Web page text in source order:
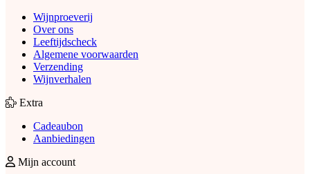
Wijnproeverij
Over ons
Leeftijdscheck
Algemene voorwaarden
Verzending
Wijnverhalen
Extra
Cadeaubon
Aanbiedingen
Mijn account